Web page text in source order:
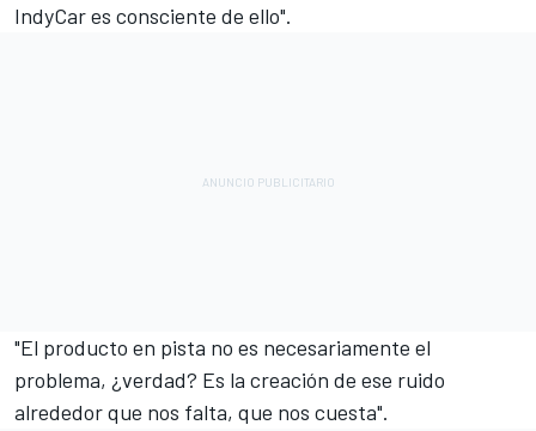
IndyCar es consciente de ello".
"El producto en pista no es necesariamente el
problema, ¿verdad? Es la creación de ese ruido
alrededor que nos falta, que nos cuesta".